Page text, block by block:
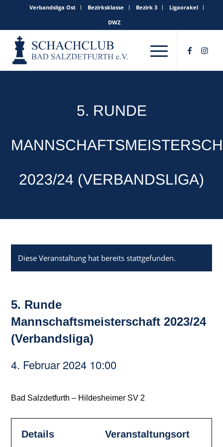
Verbandsliga Ost Bezirksklasse Bezirk 3
Ligaorakel
DWZ
5. RUNDE
2023/24 (VERBANDSLIGA)
Diese Veranstaltung hat bereits stattgefunden.
5. Runde
Mannschaftsmeisterschaft 2023/24
(Verbandsliga)
4. Februar 2024 10:00
Bad Salzdetfurth – Hildesheimer SV 2
Details Veranstaltungsort